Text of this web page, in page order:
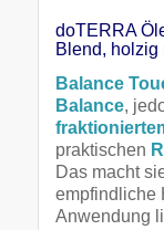
doTERRA
Blend, holzig
Balance
Balance,
praktischen
Das macht
empfindliche
Anwendung